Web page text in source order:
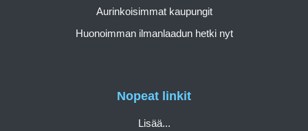
Nopeat linkit
Lisää...
Aurinkoisimmat kaupungit
Huonoimman ilmanlaadun hetki nyt